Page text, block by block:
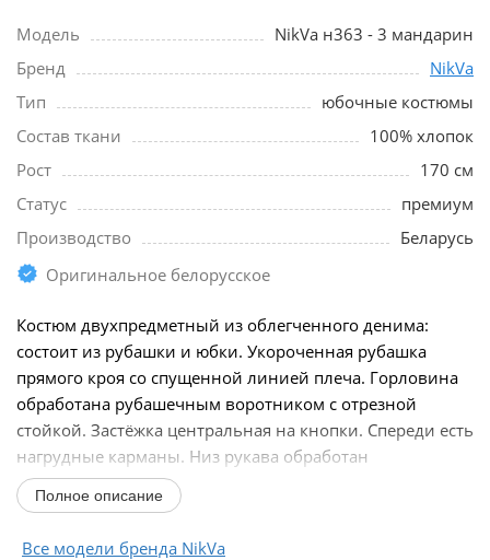
Модель
NikVa н363 - 3 мандарин
Бренд
NikVa
Тип
юбочные костюмы
Состав ткани
100% хлопок
Рост
170 см
Статус
премиум
Производство
Беларусь
Оригинальное белорусское
Костюм двухпредметный из облегченного денима:
состоит из рубашки и юбки. Укороченная рубашка
прямого кроя со спущенной линией плеча. Горловина
обработана рубашечным воротником с отрезной
стойкой. Застёжка центральная на кнопки. Спереди есть
нагрудные карманы. Низ рукава обработан
притачной...
Полное описание
Все модели бренда NikVa